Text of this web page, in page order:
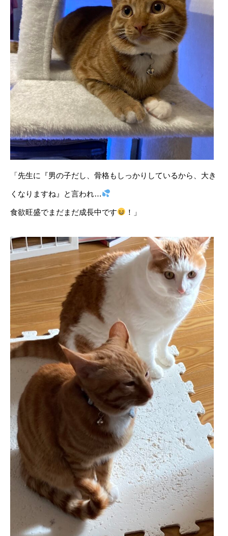
「先生に『男の子だし、骨格もしっかりしているから、大き
くなりますね』と言われ…
食欲旺盛でまだまだ成長中です ！」